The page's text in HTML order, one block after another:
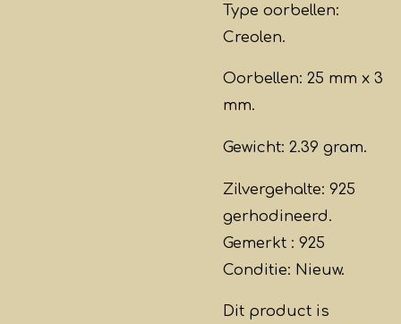
Type oorbellen:
Creolen.
Oorbellen: 25 mm x 3
mm.
Gewicht: 2.39 gram.
Zilvergehalte: 925
gerhodineerd.
Gemerkt : 925
Conditie: Nieuw.
Dit product is